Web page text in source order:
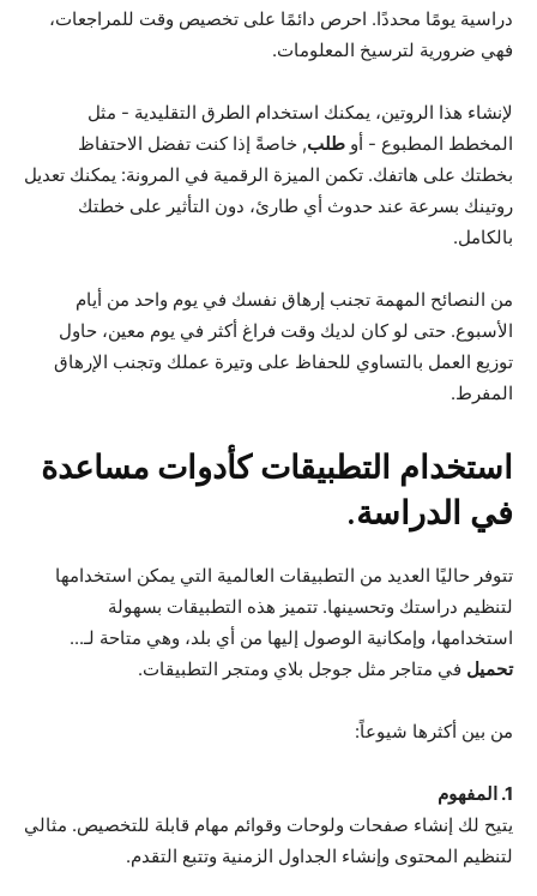
دراسية يومًا محددًا. احرص دائمًا على تخصيص وقت للمراجعات،
فهي ضرورية لترسيخ المعلومات.
لإنشاء هذا الروتين، يمكنك استخدام الطرق التقليدية - مثل
المخطط المطبوع - أو طلب, خاصةً إذا كنت تفضل الاحتفاظ
بخطتك على هاتفك. تكمن الميزة الرقمية في المرونة: يمكنك تعديل
روتينك بسرعة عند حدوث أي طارئ، دون التأثير على خطتك
بالكامل.
من النصائح المهمة تجنب إرهاق نفسك في يوم واحد من أيام
الأسبوع. حتى لو كان لديك وقت فراغ أكثر في يوم معين، حاول
توزيع العمل بالتساوي للحفاظ على وتيرة عملك وتجنب الإرهاق
المفرط.
استخدام التطبيقات كأدوات مساعدة
في الدراسة.
تتوفر حاليًا العديد من التطبيقات العالمية التي يمكن استخدامها
لتنظيم دراستك وتحسينها. تتميز هذه التطبيقات بسهولة
استخدامها، وإمكانية الوصول إليها من أي بلد، وهي متاحة لـ...
تحميل في متاجر مثل جوجل بلاي ومتجر التطبيقات.
من بين أكثرها شيوعاً:
1. المفهوم
يتيح لك إنشاء صفحات ولوحات وقوائم مهام قابلة للتخصيص. مثالي
لتنظيم المحتوى وإنشاء الجداول الزمنية وتتبع التقدم.